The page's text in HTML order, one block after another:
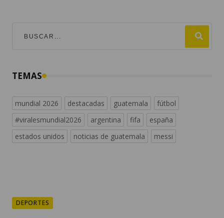
TEMAS
mundial 2026 destacadas guatemala
fútbol
#viralesmundial2026
argentina fifa
españa
estados unidos
noticias de guatemala messi
DEPORTES